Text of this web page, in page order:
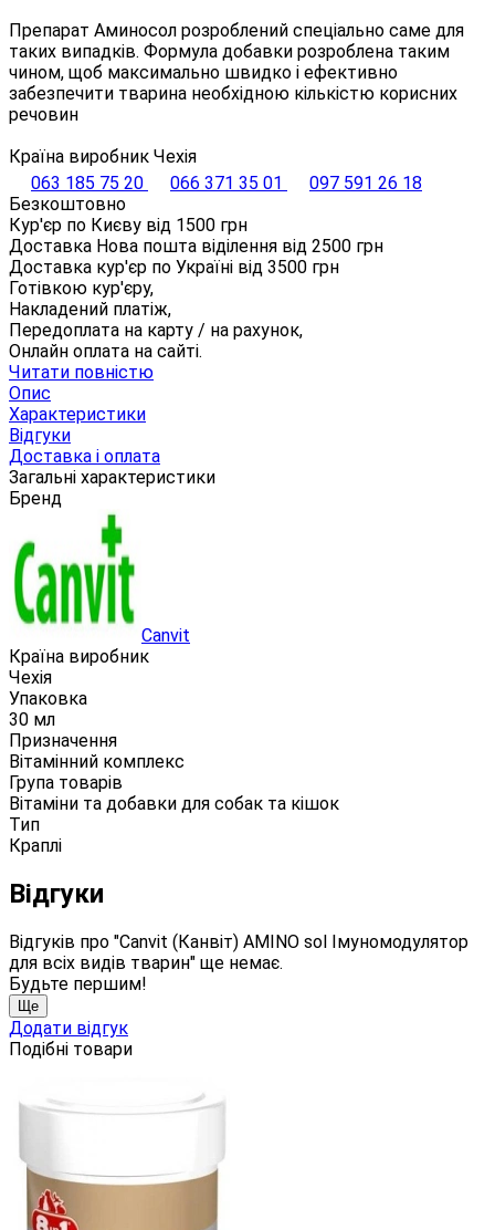
Препарат Аминосол розроблений спеціально саме для
таких випадків. Формула добавки розроблена таким
чином, щоб максимально швидко і ефективно
забезпечити тварина необхідною кількістю корисних
речовин
Країна виробник Чехія
063 185 75 20
066 371 35 01
097 591 26 18
Безкоштовно
Кур'єр по Києву від 1500 грн
Доставка Нова пошта віділення від 2500 грн
Доставка кур'єр по Україні від 3500 грн
Готівкою кур'єру,
Накладений платіж,
Передоплата на карту / на рахунок,
Онлайн оплата на сайті.
Читати повністю
Опис
Характеристики
Відгуки
Доставка і оплата
Загальні характеристики
Бренд
Canvit
Країна виробник
Чехія
Упаковка
30 мл
Призначення
Вітамінний комплекс
Група товарів
Вітаміни та добавки для собак та кішок
Тип
Краплі
Відгуки
Відгуків про "Canvit (Канвіт) AMINO sol Імуномодулятор
для всіх видів тварин" ще немає.
Будьте першим!
Ще
Додати відгук
Подібні товари